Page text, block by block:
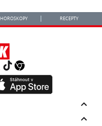
HOROSKOPY RECEPTY